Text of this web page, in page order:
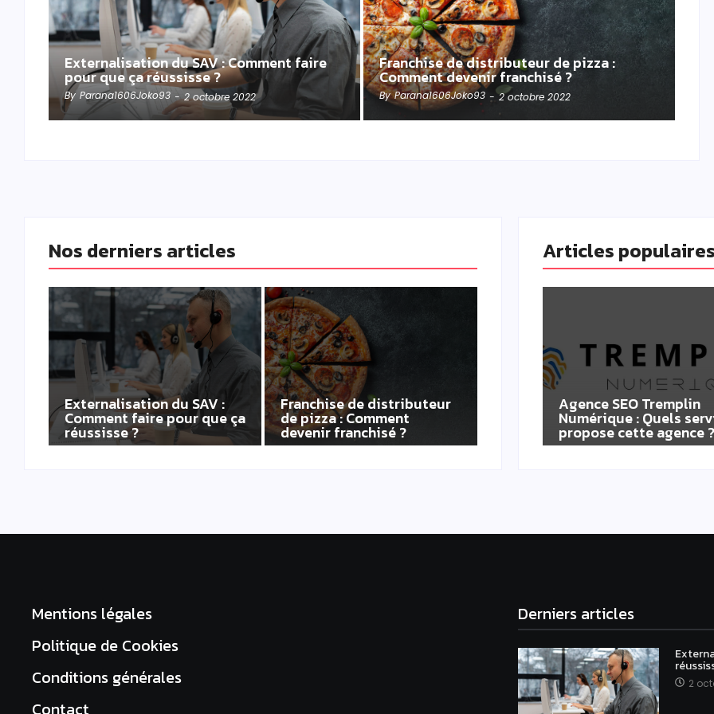
Externalisation du SAV : Comment faire
pour que ça réussisse ?
By Parana1606Joko93 - 2 octobre 2022
Franchise de distributeur de pizza :
Comment devenir franchisé ?
By Parana1606Joko93 - 2 octobre 2022
Nos derniers articles
Externalisation du SAV :
Comment faire pour que ça
réussisse ?
Franchise de distributeur
de pizza : Comment
devenir franchisé ?
Articles
Agence SEO Tremplin
Numérique : Quels
propose cette agence ?
Mentions légales
Politique de Cookies
Conditions générales
Contact
Derniers articles
2